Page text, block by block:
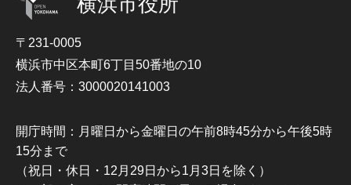
〒231-0005
横浜市中区本町6丁目50番地の10
法人番号：3000020141003
開庁時間：月曜日から金曜日の午前8時45分から午後5時
15分まで
（祝日・休日・12月29日から1月3日を除く）